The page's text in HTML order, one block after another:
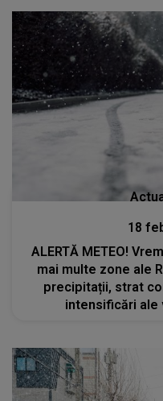
18
ALERTĂ METEO!
mai multe zone ale
precipitații, strat
intensificări ale